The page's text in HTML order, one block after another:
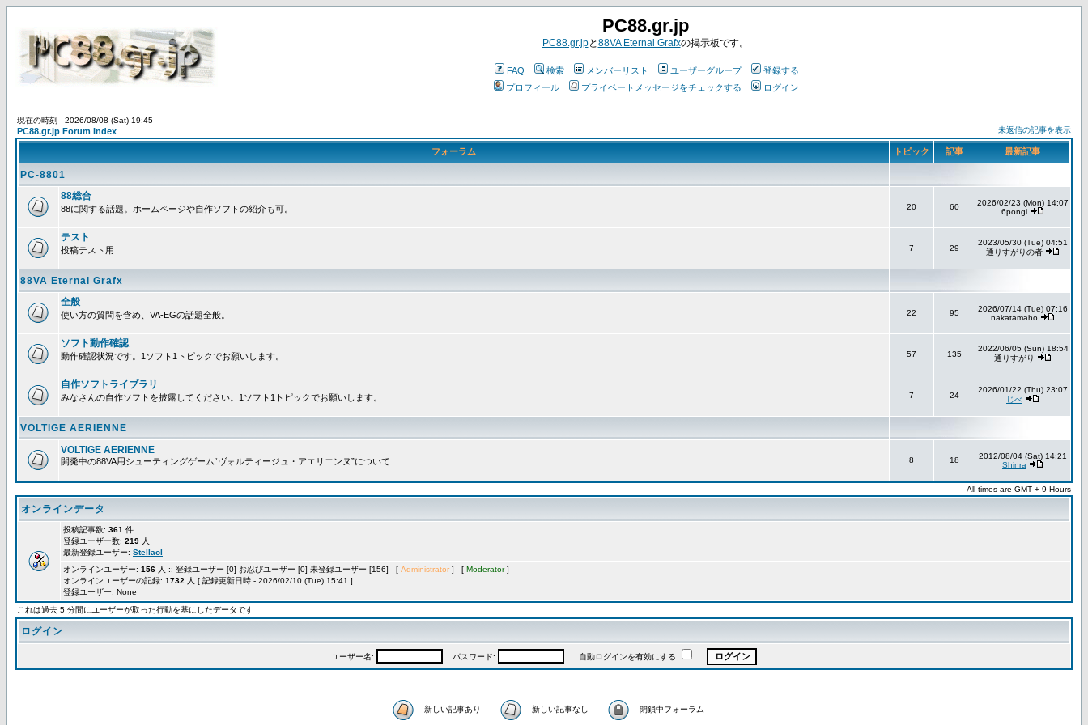
PC88.gr.jp
PC88.gr.jpと88VA Eternal Grafxの掲示板です。
FAQ 検索 メンバーリスト ユーザーグループ
登録する
プロフィール
プライベートメッセージをチェックする ログイン
現在の時刻 - 2026/08/08 (Sat) 19:45
PC88.gr.jp Forum Index 未返信の記事を表示
フォーラム トピック 記事 最新記事
PC-8801
88総合
88に関する話題。ホームページや自作ソフトの紹介も可。 20 60
2026/02/23 (Mon) 14:07
6pongi
テスト
投稿テスト用 7 29
2023/05/30 (Tue) 04:51
通りすがりの者
88VA Eternal Grafx
全般
使い方の質問を含め、VA-EGの話題全般。 22 95
2026/07/14 (Tue) 07:16
nakatamaho
ソフト動作確認
動作確認状況です。1ソフト1トピックでお願いします。 57 135
2022/06/05 (Sun) 18:54
通りすがり
自作ソフトライブラリ
みなさんの自作ソフトを披露してください。1ソフト1トピックでお願いします。 7 24
2026/01/22 (Thu) 23:07
じべ
VOLTIGE AERIENNE
VOLTIGE AERIENNE
開発中の88VA用シューティングゲーム“ヴォルティージュ・アエリエンヌ”について 8 18
2012/08/04 (Sat) 14:21
Shinra
All times are GMT + 9 Hours
オンラインデータ
投稿記事数: 361 件
登録ユーザー数: 219 人
最新登録ユーザー: Stellaol
オンラインユーザー: 156 人 :: 登録ユーザー [0] お忍びユーザー [0] 未登録ユーザー [156] [ Administrator ] [ Moderator]
オンラインユーザーの記録: 1732 人 [ 記録更新日時 - 2026/02/10 (Tue) 15:41 ]
登録ユーザー: None
これは過去 5 分間にユーザーが取った行動を基にしたデータです
ログイン
ユーザー名: パスワード: 自動ログインを有効にする
新しい記事あり 新しい記事なし 閉鎖中フォーラム